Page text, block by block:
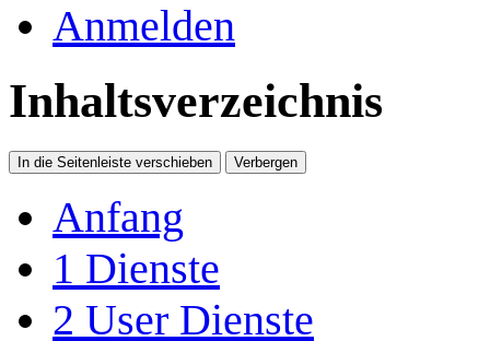
Anmelden
Inhaltsverzeichnis
In die Seitenleiste verschieben Verbergen
Anfang
1 Dienste
2 User Dienste